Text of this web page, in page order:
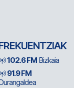
102.6 FM Bizkaia
91.9 FM